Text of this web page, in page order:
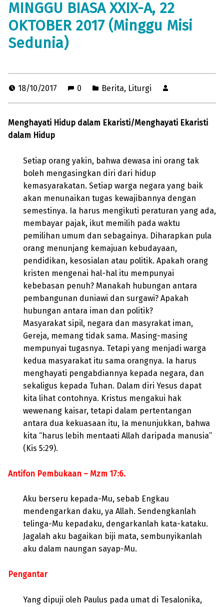
MINGGU BIASA XXIX-A, 22
OKTOBER 2017 (Minggu Misi
Sedunia)
18/10/2017 0 Berita, Liturgi
Menghayati Hidup dalam Ekaristi/Menghayati Ekaristi
dalam Hidup
Setiap orang yakin, bahwa dewasa ini orang tak
boleh mengasingkan diri dari hidup
kemasyarakatan. Setiap warga negara yang baik
akan menunaikan tugas kewajibannya dengan
semestinya. Ia harus mengikuti peraturan yang ada,
membayar pajak, ikut memilih pada waktu
pemilihan umum dan sebagainya. Diharapkan pula
orang menunjang kemajuan kebudayaan,
pendidikan, kesosialan atau politik. Apakah orang
kristen mengenai hal-hal itu mempunyai
kebebasan penuh? Manakah hubungan antara
pembangunan duniawi dan surgawi? Apakah
hubungan antara iman dan politik?
Masyarakat sipil, negara dan masyrakat iman,
Gereja, memang tidak sama. Masing-masing
mempunyai tugasnya. Tetapi yang menjadi warga
kedua masyarakat itu sama orangnya. Ia harus
menghayati pengabdiannya kepada negara, dan
sekaligus kepada Tuhan. Dalam diri Yesus dapat
kita lihat contohnya. Kristus mengakui hak
wewenang kaisar, tetapi dalam pertentangan
antara dua kekuasaan itu, Ia menunjukkan, bahwa
kita “harus lebih mentaati Allah daripada manusia”
(Kis 5:29).
Antifon Pembukaan – Mzm 17:6.
Aku berseru kepada-Mu, sebab Engkau
mendengarkan daku, ya Allah. Sendengkanlah
telinga-Mu kepadaku, dengarkanlah kata-kataku.
Jagalah aku bagaikan biji mata, sembunyikanlah
aku dalam naungan sayap-Mu.
Pengantar
Yang dipuji oleh Paulus pada umat di Tesalonika,